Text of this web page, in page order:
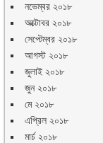
নভেম্বর ২০১৮
অক্টোবর ২০১৮
সেপ্টেম্বর ২০১৮
আগস্ট ২০১৮
জুলাই ২০১৮
জুন ২০১৮
মে ২০১৮
এপ্রিল ২০১৮
মার্চ ২০১৮